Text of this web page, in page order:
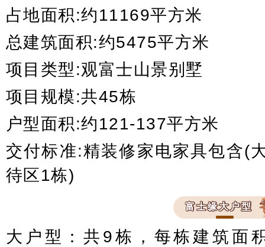
占地面积:约11169平方米
总建筑面积:约5475平方米
项目类型:观富士山景别墅
项目规模:共45栋
户型面积:约121-137平方米
交付标准:精装修家电家具包含(
待区1栋)
富士缘大户型
大户型：共9栋，每栋建筑面